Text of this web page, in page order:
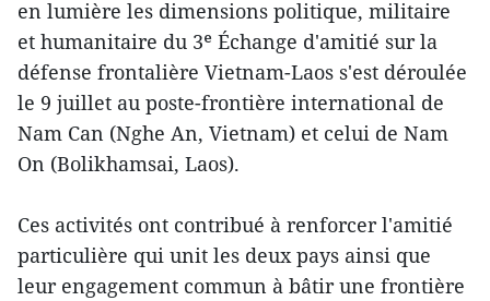
en lumière les dimensions politique, militaire
et humanitaire du 3ᵉ Échange d'amitié sur la
défense frontalière Vietnam-Laos s'est déroulée
le 9 juillet au poste-frontière international de
Nam Can (Nghe An, Vietnam) et celui de Nam
On (Bolikhamsai, Laos).
Ces activités ont contribué à renforcer l'amitié
particulière qui unit les deux pays ainsi que
leur engagement commun à bâtir une frontière